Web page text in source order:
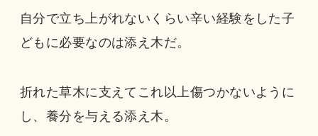
自分で立ち上がれないくらい辛い経験をした子
どもに必要なのは添え木だ。
折れた草木に支えてこれ以上傷つかないように
し、養分を与える添え木。